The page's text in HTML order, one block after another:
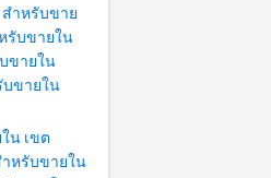
สำหรับขาย
รับขายใน
ขายใน
บขายใน
น เขต
ำหรับขายใน